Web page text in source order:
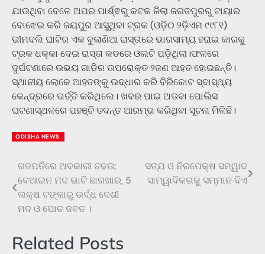
ଯାଉଥିବା ବେଳେ ଅପର ପାର୍ଶ୍ଵରୁ କଟକ ଜିଲା ଜଗତପୁରରୁ ଟାୟାର
ବୋଝେଇ କରି ଜୟପୁର ଆସୁଥିବା ଟ୍ରକ (ଓଡ଼ି୦ ୨ଡ଼ିଏମ ୯୯୮୧)
ଭୀମଦଲି ଘାଟିର ଏକ ବୁଲାଣିଆ ରାସ୍ତାରେ ଭାରସାମ୍ୟ ହରାଇ କାରକୁ
ଟ୍ରକ ଧକ୍କା ଦେଇ ରାସ୍ତା କଡରେ ଓଲଟି ପଡ଼ିଥିଲା।ଫଳରେ
ଦୁର୍ଘଟଣାରେ ଉଭୟ ଗାଡିର ଉପରୋକ୍ତ ୨ଜଣ ଆହତ ହୋଇଛନ୍ତି।
ସ୍ଥାନୀୟ ଲୋକେ ଆହତଙ୍କୁ ଉଦ୍ଧାର କରି ବିରିକୋଟ ସ୍ବାସ୍ଥ୍ୟ
କେନ୍ଦ୍ରରେ ଭର୍ତ୍ତି କରିଥିଲେ। ଖବର ପାଇ ଅଡବା ପୋଲିସ
ଘଟଣାସ୍ଥଳରେ ପ‌ହ‌ଞ୍ଚି ତଦନ୍ତ ଆରମ୍ଭ କରିଥିବା ସୂଚନା ମିଳିଛି।
ODISHA NEWS
Post
navigation
ଗଜପତିରେ ଅବକାରୀ ଚଢଉ:
ବେଆଇନ ମଦ ଭାଟି ଛାରଖାର, 5
ଲକ୍ଷ ଟଙ୍କାରୁ ଉର୍ଦ୍ଧ ଦେଶୀ
ମଦ ଓ ପୋଚ ଜବତ ।
ସତ୍ଯ ଓ ନିରପେକ୍ଷ ସମ୍ୱାଦ
ସାମ୍ୱାଦିକତାକୁ ସମ୍ମାନ ଦିଏ
Related Posts